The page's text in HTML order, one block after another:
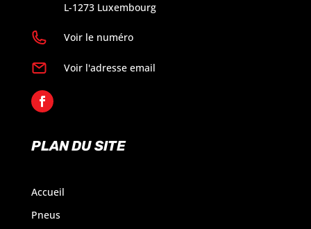
L-1273 Luxembourg
Voir le numéro
Voir l'adresse email
PLAN DU SITE
Accueil
Pneus